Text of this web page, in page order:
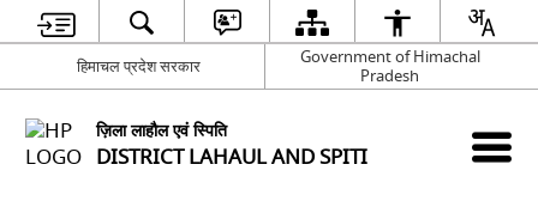
हिमाचल प्रदेश सरकार
Government of Himachal
Pradesh
ज़िला लाहौल एवं स्पिति
DISTRICT LAHAUL AND SPITI